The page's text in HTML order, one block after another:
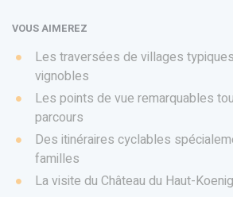
VOUS AIMEREZ
Les traversées de villages
vignobles
Les points de vue remarquables
parcours
Des itinéraires cyclables
familles
La visite du Château du Haut-